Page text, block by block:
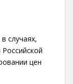
случаях,
цен